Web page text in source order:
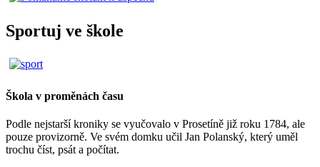
Sportuj ve škole
Škola v proměnách času
Podle nejstarší kroniky se vyučovalo v Prosetíně již roku 1784, ale
pouze provizorně. Ve svém domku učil Jan Polanský, který uměl
trochu číst, psát a počítat.